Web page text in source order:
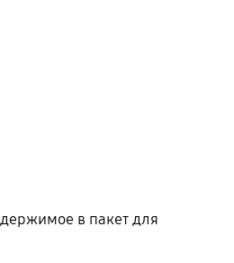
в пакет для